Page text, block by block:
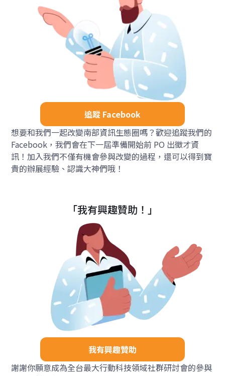
追蹤 Facebook
想要和我們一起改變南部資訊生態圈嗎？歡迎追蹤我們的
Facebook，我們會在下一屆準備開始前 PO 出徵才資
訊！加入我們不僅有機會參與改變的過程，還可以得到寶
貴的辦展經驗、認識大神們哦！
「我有興趣贊助！」
我有興趣贊助
謝謝你願意成為全台最大行動科技領域社群研討會的參與